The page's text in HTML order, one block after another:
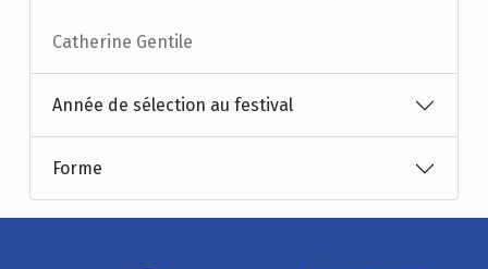
Catherine Gentile
Année de sélection au festival
Forme